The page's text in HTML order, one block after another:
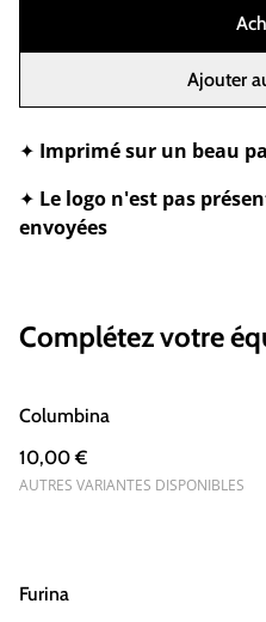
Ajouter
✦ Imprimé sur un beau
✦ Le logo n'est pas
envoyées
Complétez votre
Columbina
10,00 €
AUTRES VARIANTES DISPONIBLES
Furina